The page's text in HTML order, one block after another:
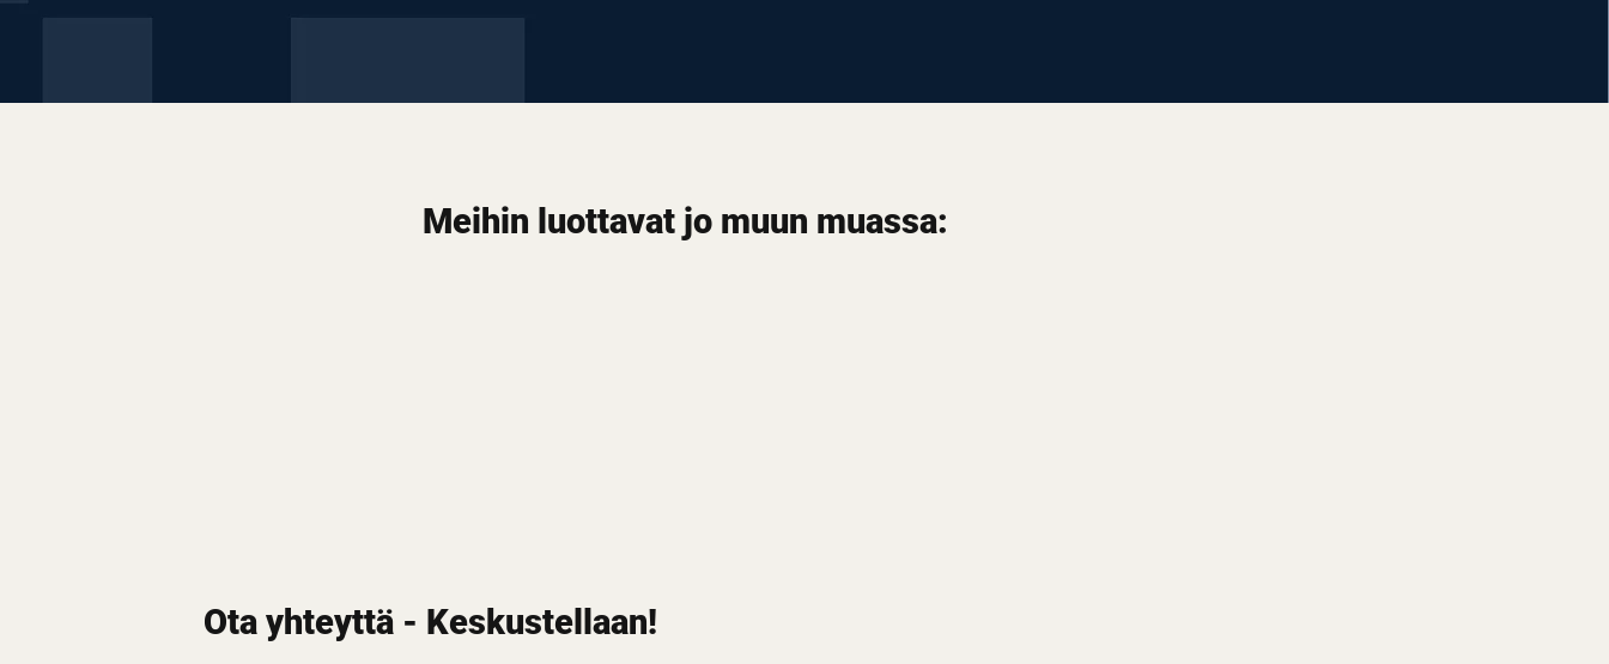
Meihin luottavat jo muun muassa:
Ota yhteyttä - Keskustellaan!